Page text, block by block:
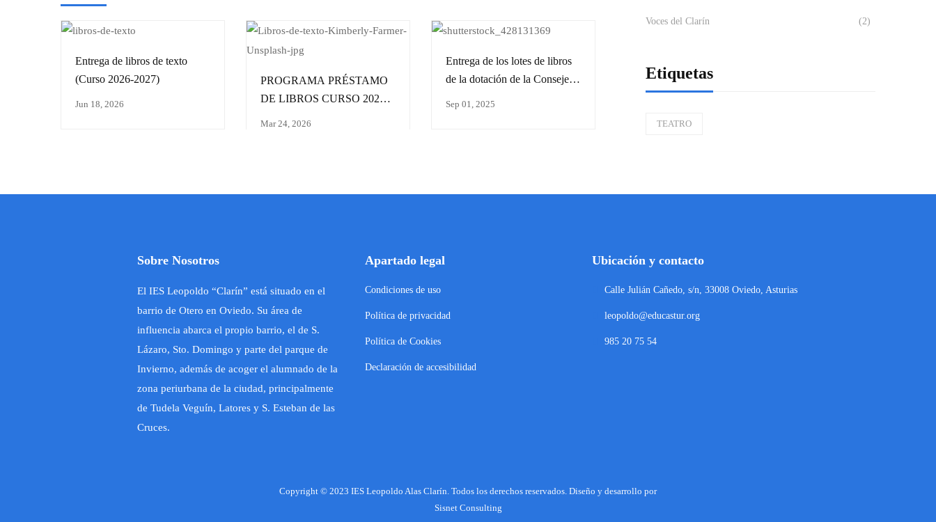
Entrega de libros de texto
(Curso 2026-2027)
Jun 18, 2026
PROGRAMA PRÉSTAMO
DE LIBROS CURSO 2026-
Mar 24, 2026
Entrega de los lotes de libros
de la dotación de la Consejería
Sep 01, 2025
Voces del Clarín (2)
Etiquetas
TEATRO
Sobre Nosotros
El IES Leopoldo “Clarín” está situado en el
barrio de Otero en Oviedo. Su área de
influencia abarca el propio barrio, el de S.
Lázaro, Sto. Domingo y parte del parque de
Invierno, además de acoger el alumnado de la
zona periurbana de la ciudad, principalmente
de Tudela Veguín, Latores y S. Esteban de las
Cruces.
Apartado legal
Condiciones de uso
Política de privacidad
Política de Cookies
Declaración de accesibilidad
Ubicación y contacto
Calle Julián Cañedo, s/n, 33008 Oviedo, Asturias
leopoldo@educastur.org
985 20 75 54
Copyright © 2023 IES Leopoldo Alas Clarín. Todos los derechos reservados. Diseño y desarrollo por
Sisnet Consulting